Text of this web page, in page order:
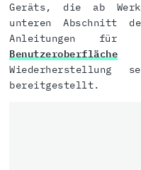
Geräts, die ab
unteren Abschnitt
Anleitungen
Benutzeroberfläche
Wiederherstellung
bereitgestellt.